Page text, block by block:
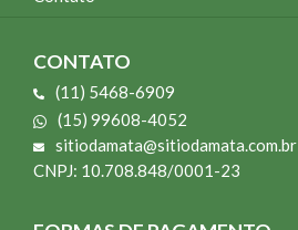
CONTATO
(11) 5468-6909
(15) 99608-4052
sitiodamata@sitiodamata.com.br
CNPJ: 10.708.848/0001-23